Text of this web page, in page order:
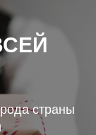
страны